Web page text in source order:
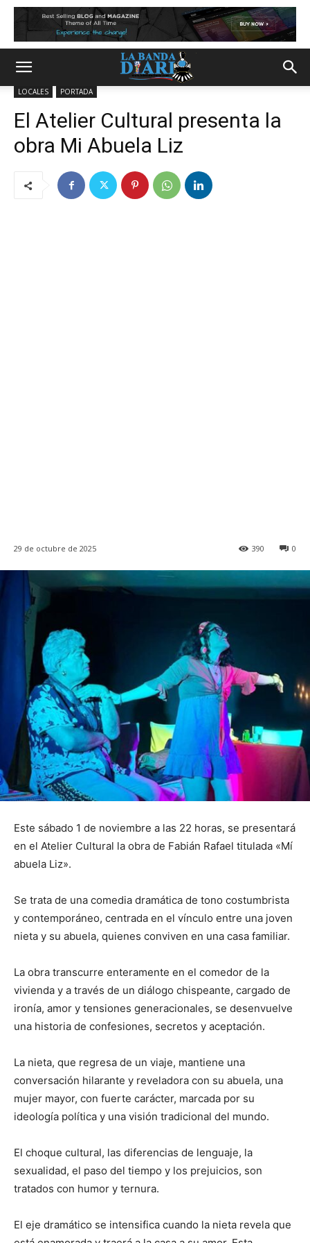
LOCALES PORTADA
El Atelier Cultural presenta la
obra Mi Abuela Liz
29 de octubre de 2025 0
390
Este sábado 1 de noviembre a las 22 horas, se presentará
en el Atelier Cultural la obra de Fabián Rafael titulada «Mí
abuela Liz».
Se trata de una comedia dramática de tono costumbrista
y contemporáneo, centrada en el vínculo entre una joven
nieta y su abuela, quienes conviven en una casa familiar.
La obra transcurre enteramente en el comedor de la
vivienda y a través de un diálogo chispeante, cargado de
ironía, amor y tensiones generacionales, se desenvuelve
una historia de confesiones, secretos y aceptación.
La nieta, que regresa de un viaje, mantiene una
conversación hilarante y reveladora con su abuela, una
mujer mayor, con fuerte carácter, marcada por su
ideología política y una visión tradicional del mundo.
El choque cultural, las diferencias de lenguaje, la
sexualidad, el paso del tiempo y los prejuicios, son
tratados con humor y ternura.
El eje dramático se intensifica cuando la nieta revela que